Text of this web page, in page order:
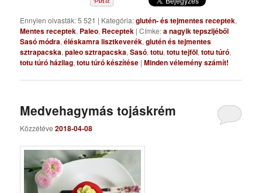
Ennyien olvasták: 5 521 | Kategória:glutén- és tejmentes receptek,
Mentes receptek, Paleo, Receptek |Címke:a nagyik tepszijéből
Sasó módra,éléskamra lisztkeverék,glutén és tejmentes
sztrapacska,paleo sztrapacska,Sasó,totu,totu tejföl,totu túró,
totu túró házilag,totu túró készítése |Minden vélemény számít!
Medvehagymás tojáskrém
Közzétéve2018-04-08